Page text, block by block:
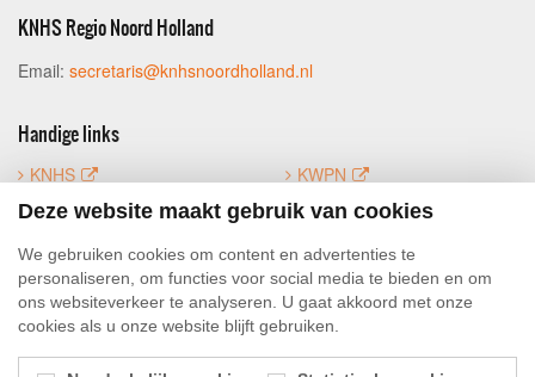
KNHS Regio Noord Holland
Email: secretaris@knhsnoordholland.nl
Handige links
KNHS
KWPN
FNRS
Mijn KNHS
Social Media
Deze website maakt gebruik van cookies
We gebruiken cookies om content en advertenties te
personaliseren, om functies voor social media te bieden en om
ons websiteverkeer te analyseren. U gaat akkoord met onze
cookies als u onze website blijft gebruiken.